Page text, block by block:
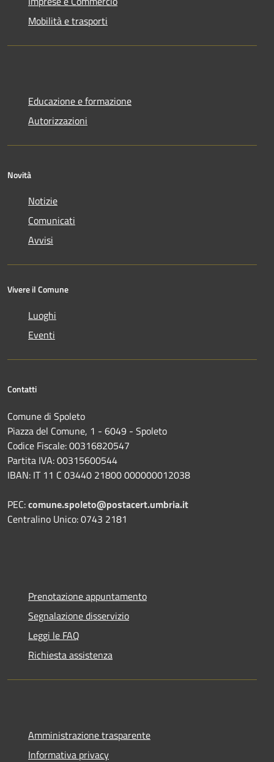
Mobilità e trasporti
Educazione e formazione
Autorizzazioni
Novità
Notizie
Comunicati
Avvisi
Vivere il Comune
Luoghi
Eventi
Contatti
Comune di Spoleto
Piazza del Comune, 1 - 6049 - Spoleto
Codice Fiscale: 00316820547
Partita IVA: 00315600544
IBAN: IT 11 C 03440 21800 000000012038
PEC:comune.spoleto@postacert.umbria.it
Centralino Unico: 0743 2181
Prenotazione appuntamento
Segnalazione disservizio
Leggi le FAQ
Richiesta assistenza
Amministrazione trasparente
Informativa privacy